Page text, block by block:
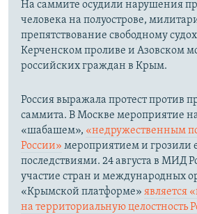
На саммите осудили нарушения
человека на полуострове,
препятствование свободному
Керченском проливе и Азовском
российских граждан в Крым.
Россия выражала протест против
саммита. В Москве мероприятие
«шабашем», «недружественным
России» мероприятием и грозили
последствиями. 24 августа в МИД
участие стран и международных
«Крымской платформе» является
на территориальную целостность